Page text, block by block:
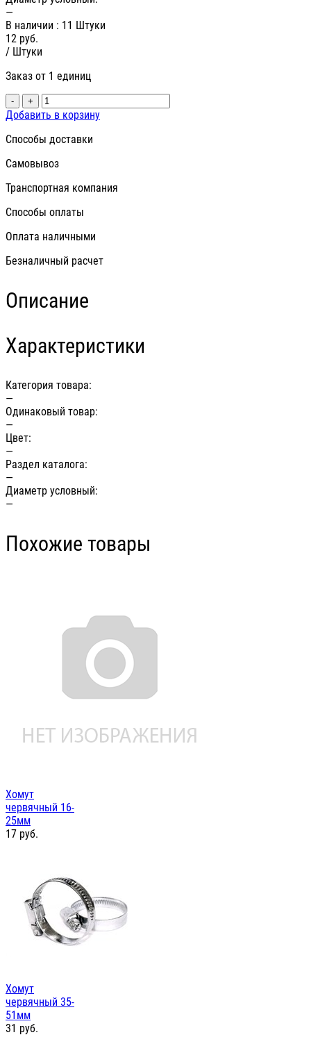
—
В наличии : 11 Штуки
12 руб.
/ Штуки
Заказ от 1 единиц
- +
Добавить в корзину
Способы доставки
Самовывоз
Транспортная компания
Способы оплаты
Оплата наличными
Безналичный расчет
Описание
Характеристики
Категория товара:
—
Одинаковый товар:
—
Цвет:
—
Раздел каталога:
—
Диаметр условный:
—
Похожие товары
Хомут
червячный 16-
25мм
17 руб.
Хомут
червячный 35-
51мм
31 руб.